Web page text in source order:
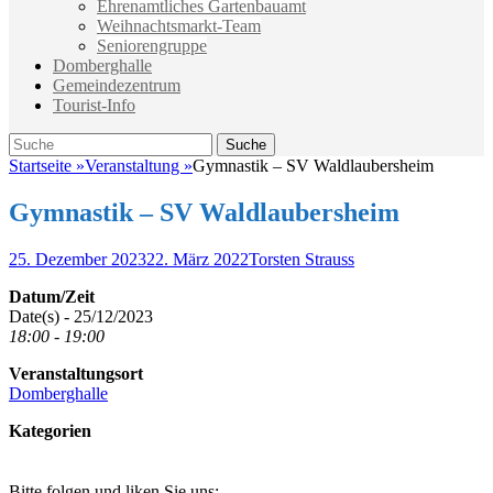
Ehrenamtliches Gartenbauamt
Weihnachtsmarkt-Team
Seniorengruppe
Domberghalle
Gemeindezentrum
Tourist-Info
Suche
Suche
nach:
Startseite »Veranstaltung »Gymnastik – SV Waldlaubersheim
Gymnastik – SV Waldlaubersheim
Veröffentlicht
25. Dezember 202322. März 2022Autor
Torsten Strauss
Datum/Zeit
Date(s) - 25/12/2023
18:00 - 19:00
Veranstaltungsort
Domberghalle
Kategorien